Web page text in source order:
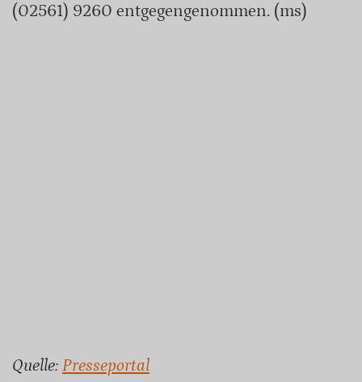
(02561) 9260 entgegengenommen. (ms)
Quelle: Presseportal